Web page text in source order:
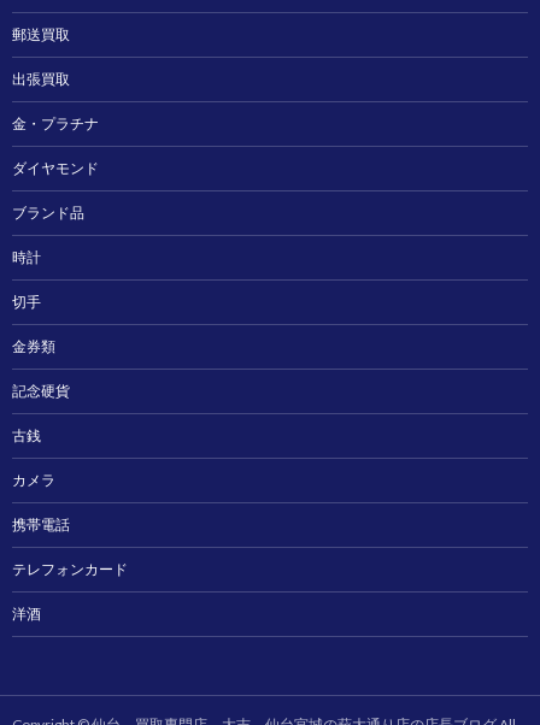
郵送買取
出張買取
金・プラチナ
ダイヤモンド
ブランド品
時計
切手
金券類
記念硬貨
古銭
カメラ
携帯電話
テレフォンカード
洋酒